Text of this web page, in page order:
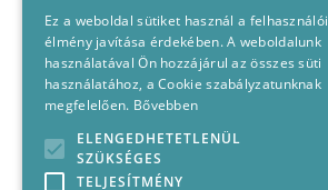
Ez a weboldal sütiket használ a felhasználói
élmény javítása érdekében. A weboldalunk
használatával Ön hozzájárul az összes süti
használatához, a Cookie szabályzatunknak
megfelelően. Bővebben
ELENGEDHETETLENÜL
SZÜKSÉGES
TELJESÍTMÉNY